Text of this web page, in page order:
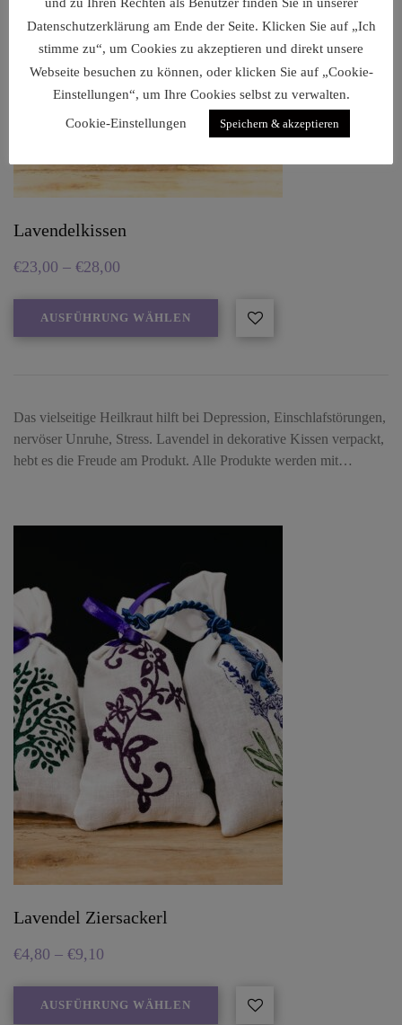
Lavendelkissen
€23,00 – €28,00
AUSFÜHRUNG WÄHLEN
Das vielseitige Heilkraut hilft bei Depression, Einschlafstörungen,
nervöser Unruhe, Stress. Lavendel in dekorative Kissen verpackt,
hebt es die Freude am Produkt. Alle Produkte werden mit…
Lavendel Ziersackerl
€4,80 – €9,10
AUSFÜHRUNG WÄHLEN
Datenschutzerklärung am Ende der Seite. Klicken Sie auf „Ich
stimme zu“, um Cookies zu akzeptieren und direkt unsere
Webseite besuchen zu können, oder klicken Sie auf „Cookie-
Einstellungen“, um Ihre Cookies selbst zu verwalten.
Cookie-Einstellungen
Speichern & akzeptieren